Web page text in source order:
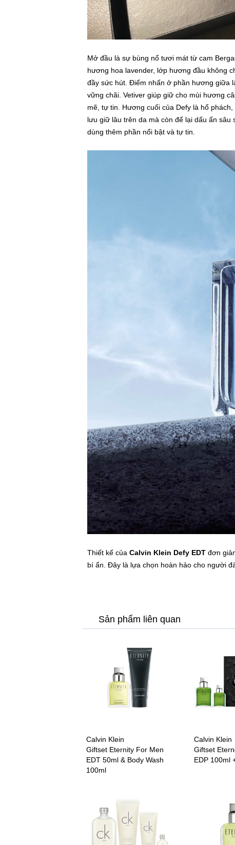
Mở đầu là sự bùng nổ tươi mát từ cam
hương hoa lavender, lớp hương đầu không
đầy sức hút. Điểm nhấn ở phần hương giữa
vững chãi. Vetiver giúp giữ cho mùi hương
mẽ, tự tin. Hương cuối của Defy là hổ
lưu giữ lâu trên da mà còn để lại dấu ấn
dùng thêm phần nổi bật và tự tin.
Thiết kế của Calvin Klein Defy EDT đơn
bí ẩn. Đây là lựa chọn hoàn hảo cho người
Sản phẩm liên quan
Calvin Klein
Giftset Eternity For Men
EDT 50ml & Body Wash
100ml
Calvin Klein
Giftset
EDP 100ml